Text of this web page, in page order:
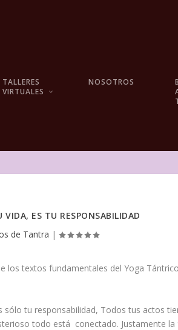
TALLERES
VIRTUALES
NOSOTROS
VIDA, ES TU RESPONSABILIDAD
de Tantra |
los textos fundamentales del Yoga
sólo tu responsabilidad, Todos tus actos
todo está conectado. Justamente